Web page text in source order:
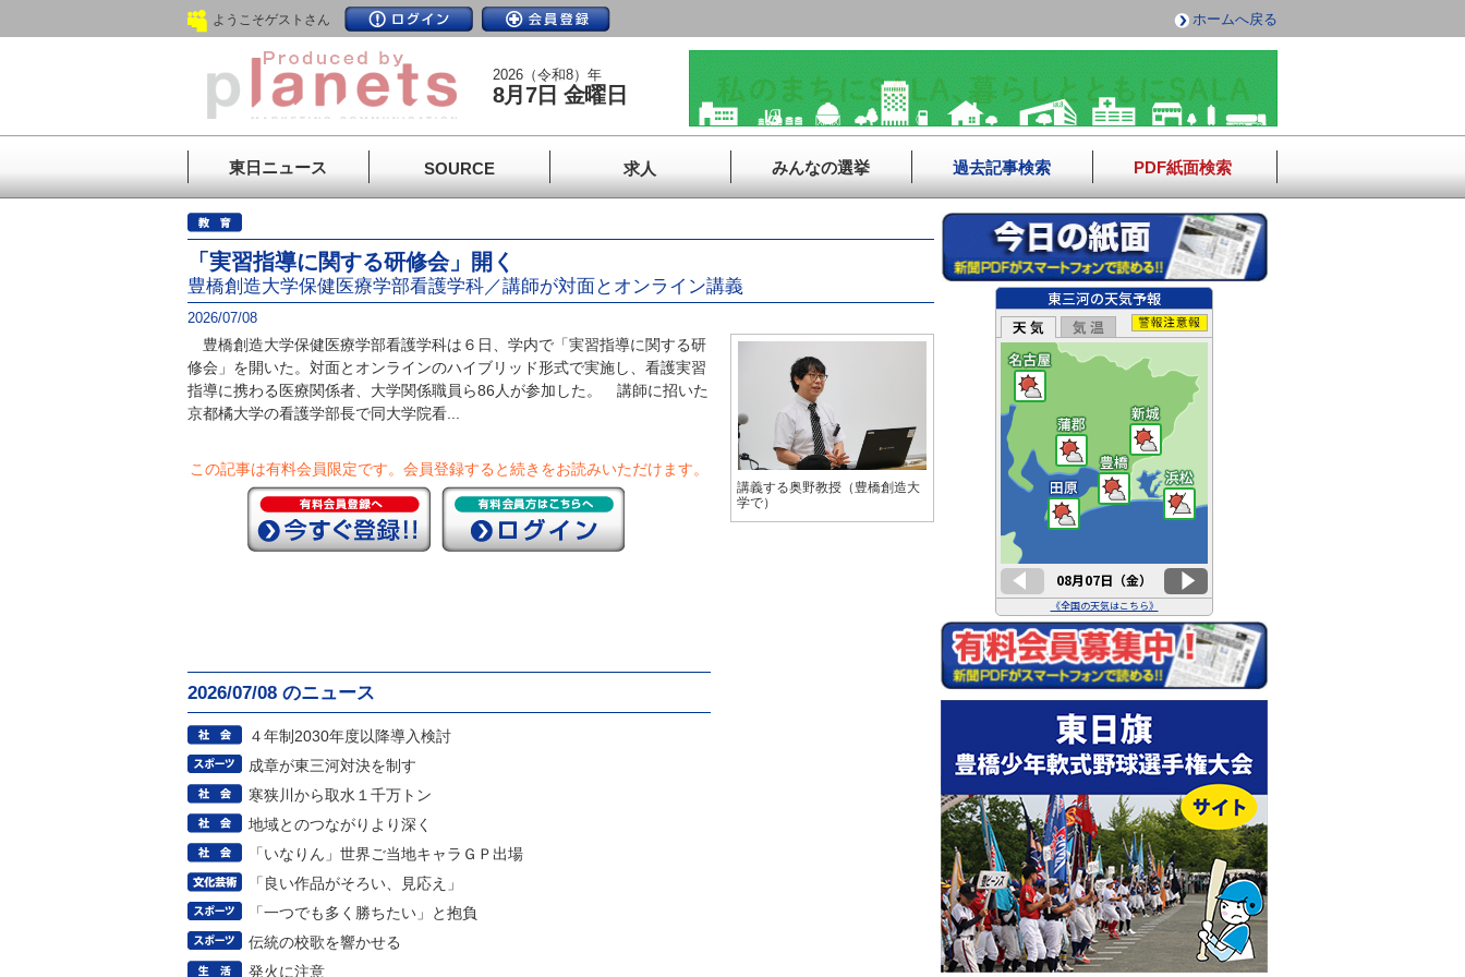
ようこそゲストさん ホームへ戻る
2026（令和8）年
8月7日 金曜日
東日ニュース SOURCE 求人 みんなの選挙 過去記事検索 PDF紙面検索
「実習指導に関する研修会」開く
豊橋創造大学保健医療学部看護学科／講師が対面とオンライン講義
2026/07/08
豊橋創造大学保健医療学部看護学科は６日、学内で「実習指導に関する研
修会」を開いた。対面とオンラインのハイブリッド形式で実施し、看護実習
指導に携わる医療関係者、大学関係職員ら86人が参加した。 講師に招いた
京都橘大学の看護学部長で同大学院看...
この記事は有料会員限定です。 会員登録すると続きをお読みいただけます。
2026/07/08 のニュース
４年制2030年度以降導入検討
成章が東三河対決を制す
寒狭川から取水１千万トン
地域とのつながりより深く
「いなりん」世界ご当地キャラＧＰ出場
「良い作品がそろい、見応え」
「一つでも多く勝ちたい」と抱負
伝統の校歌を響かせる
発火に注意
講義する奥野教授（豊橋創造大
学で）